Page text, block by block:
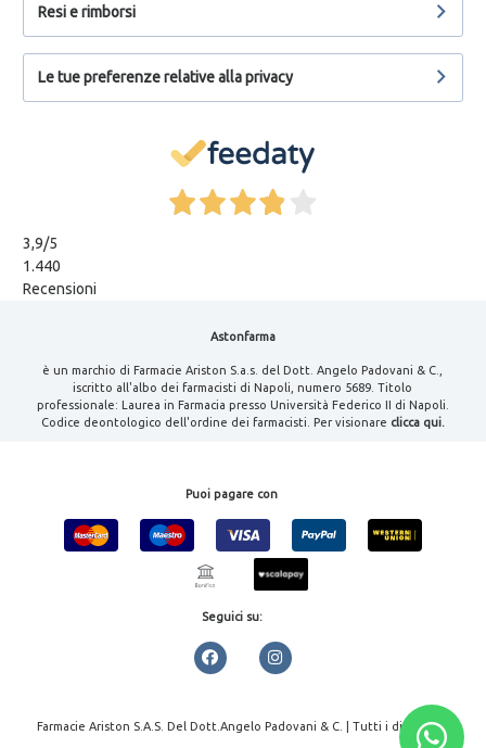
Resi e rimborsi
Le tue preferenze relative alla privacy
3,9/5
1.440
Recensioni
Astonfarma
è un marchio di Farmacie Ariston S.a.s. del Dott. Angelo Padovani & C.,
iscritto all'albo dei farmacisti di Napoli, numero 5689. Titolo
professionale: Laurea in Farmacia presso Università Federico II di Napoli.
Codice deontologico dell'ordine dei farmacisti. Per visionare clicca qui.
Puoi pagare con
Seguici su:
Farmacie Ariston S.A.S. Del Dott.Angelo Padovani & C. | Tutti i diritti